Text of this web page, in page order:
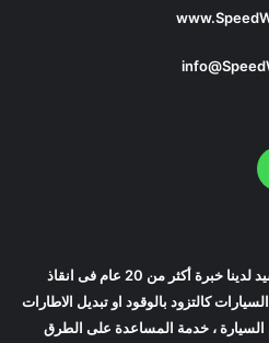
واتساب
– ونش انقاذ ابراهيم السيد لدينا خبرة أكثر من 20 عام فى انقاذ
كالتزود بالوقود او تبديل الاطارات
السيارة ، خدمة المساعدة على الطرق